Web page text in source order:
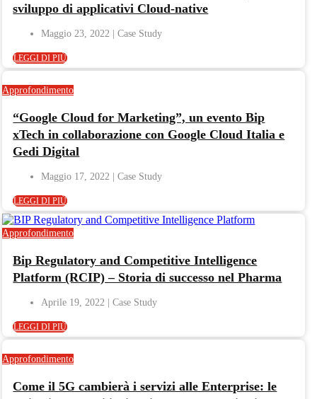
sviluppo di applicativi Cloud-native
Maggio 23, 2022
LEGGI DI PIÙ
Approfondimento
“Google Cloud for Marketing”, un evento Bip
xTech in collaborazione con Google Cloud Italia e
Gedi Digital
Maggio 17, 2022
LEGGI DI PIÙ
Approfondimento
Bip Regulatory and Competitive Intelligence
Platform (RCIP) – Storia di successo nel Pharma
Aprile 19, 2022
LEGGI DI PIÙ
Approfondimento
Come il 5G cambierà i servizi alle Enterprise: le